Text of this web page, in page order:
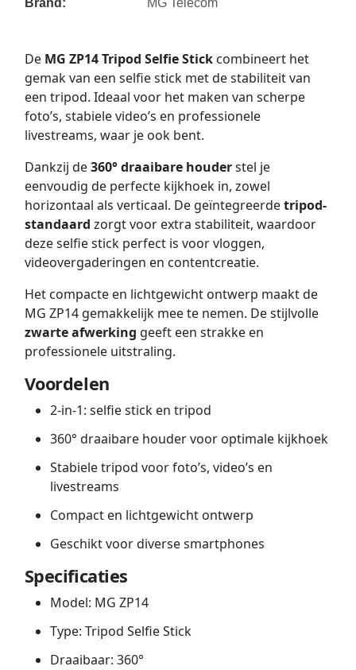
Brand:
MG Telecom
De MG ZP14 Tripod Selfie Stickcombineert het
gemak van een selfie stick met de stabiliteit van
een tripod. Ideaal voor het maken van scherpe
foto’s, stabiele video’s en professionele
livestreams, waar je ook bent.
Dankzij de360° draaibare houderstel je
eenvoudig de perfecte kijkhoek in, zowel
horizontaal als verticaal. De geïntegreerdetripod-
standaard zorgt voor extra stabiliteit, waardoor
deze selfie stick perfect is voor vloggen,
videovergaderingen en contentcreatie.
Het compacte en lichtgewicht ontwerp maakt de
MG ZP14 gemakkelijk mee te nemen. De stijlvolle
zwarte afwerking geeft een strakke en
professionele uitstraling.
Voordelen
2-in-1: selfie stick en tripod
360° draaibare houder voor optimale kijkhoek
Stabiele tripod voor foto’s, video’s en
livestreams
Compact en lichtgewicht ontwerp
Geschikt voor diverse smartphones
Specificaties
Model: MG ZP14
Type: Tripod Selfie Stick
Draaibaar: 360°